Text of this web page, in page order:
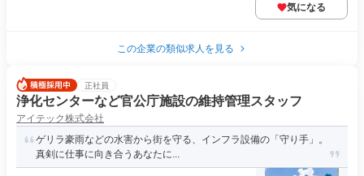
気になる
この企業の類似求人を見る
正社員
浄化センターなど官公庁施設の維持管理スタッフ
アイテック株式会社
ゲリラ豪雨などの水害から街を守る、インフラ設備の「守り手」。
真剣に仕事に向き合うあなたに...